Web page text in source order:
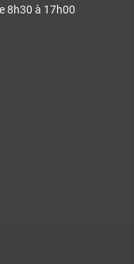
8h30 à 17h00